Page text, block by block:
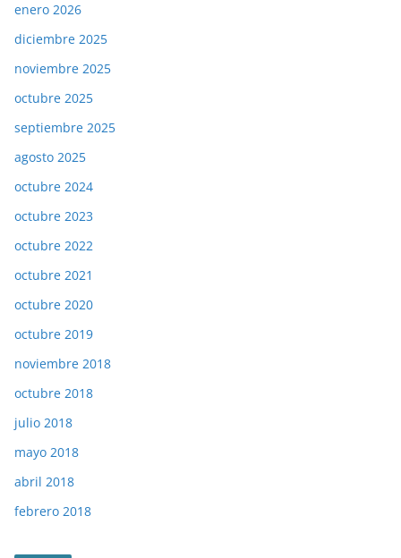
enero 2026
diciembre 2025
noviembre 2025
octubre 2025
septiembre 2025
agosto 2025
octubre 2024
octubre 2023
octubre 2022
octubre 2021
octubre 2020
octubre 2019
noviembre 2018
octubre 2018
julio 2018
mayo 2018
abril 2018
febrero 2018